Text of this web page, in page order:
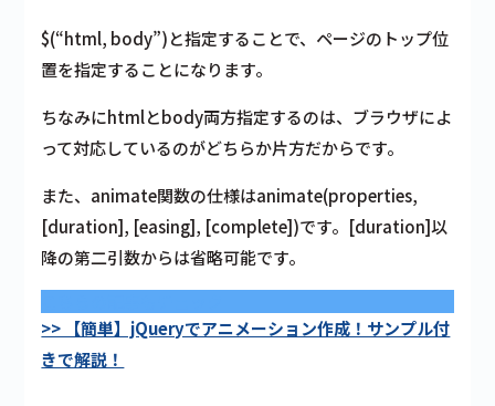
$(“html, body”)と指定することで、ページのトップ位
置を指定することになります。
ちなみにhtmlとbody両方指定するのは、ブラウザによ
って対応しているのがどちらか片方だからです。
また、animate関数の仕様はanimate(properties,
[duration], [easing], [complete])です。[duration]以
降の第二引数からは省略可能です。
>> 【簡単】jQueryでアニメーション作成！サンプル付
きで解説！